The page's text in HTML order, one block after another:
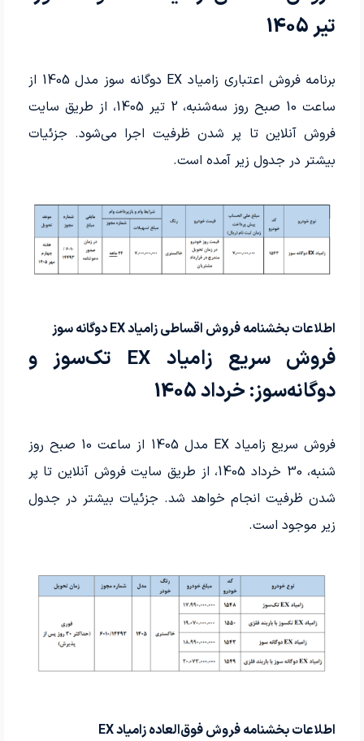
تیر 1405
برنامه فروش اعتباری زامیاد EX دوگانه سوز مدل 1405 از
ساعت 10 صبح روز سه‌شنبه، 2 تیر 1405، از طریق سایت
فروش آنلاین تا پر شدن ظرفیت اجرا می‌شود. جزئیات
بیشتر در جدول زیر آمده است.
اطلاعات بخشنامه فروش اقساطی زامیاد EX دوگانه سوز
فروش سریع زامیاد EX تک‌سوز و
دوگانه‌سوز: خرداد 1405
فروش سریع زامیاد EX مدل 1405 از ساعت 10 صبح روز
شنبه، 30 خرداد 1405، از طریق سایت فروش آنلاین تا پر
شدن ظرفیت انجام خواهد شد. جزئیات بیشتر در جدول
زیر موجود است.
اطلاعات بخشنامه فروش فوق‌العاده زامیاد EX